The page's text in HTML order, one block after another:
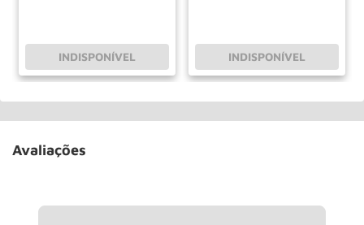
INDISPONÍVEL INDISPONÍVEL
Avaliações